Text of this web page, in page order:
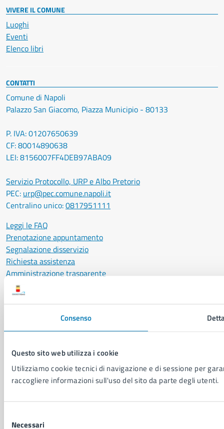
Consenso
Questo sito web utilizza i cookie
Utilizziamo cookie tecnici di navigazione e di sessione per
raccogliere informazioni sull'uso del sito da parte degli utenti.
delNecessari
VIVERE IL COMUNE
Luoghi
Eventi
Elenco libri
CONTATTI
Comune di Napoli
Palazzo San Giacomo, Piazza Municipio - 80133
P. IVA: 01207650639
CF: 80014890638
LEI: 8156007FF4DEB97ABA09
Servizio Protocollo, URP e Albo Pretorio
PEC: urp@pec.comune.napoli.it
Centralino unico:0817951111
Leggi le FAQ
Prenotazione appuntamento
Segnalazione disservizio
Richiesta assistenza
Amministrazione trasparente
Informativa privacy
Cookie Policy
Notifica atti giudiziari
Segnalazione problemi di accessibilità
Piano di miglioramento del sito